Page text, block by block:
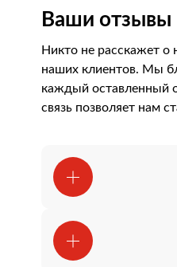
Ваши отзывы
Никто не расскажет о
наших клиентов. Мы
каждый оставленный
связь позволяет нам
Алексей Гузанов
Михаил К.